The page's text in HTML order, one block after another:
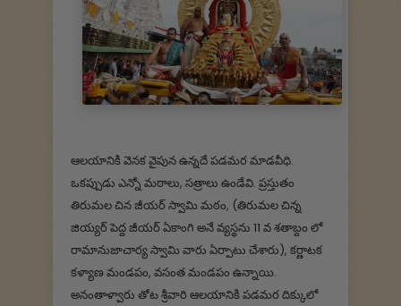
ఆలయానికి వెనక వైపున ఉన్నదే పడమర మాడవీధి.
ఒకప్పుడు ఎన్నో మఠాలు, సత్రాలు ఉండేవి. ప్రస్తుతం
తిరుమల చిన జీయర్ స్వామి మఠం, (తిరుమల చిన్న
జియ్యర్ పెద్ద జీయర్ ఏకాంగి అనే వ్యస్థను 11 వ శతాబ్దం లో
రామానుజాచార్య స్వామి వారు ఏర్పాటు చేశారు), కర్ణాటక
కళ్యాణ మండపం, వసంత మండపం ఉన్నాయి.
అనంతాళ్వారు తోట శ్రీవారి ఆలయానికి పడమర దిక్కులో